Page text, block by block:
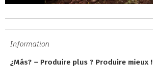
Information
¿Más? – Produire plus ? Produire mieux !